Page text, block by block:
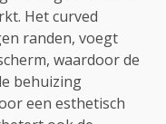
Het curved
randen, voegt
waardoor de
behuizing
een esthetisch